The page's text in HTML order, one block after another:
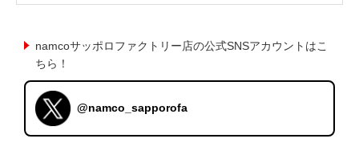
namcoサッポロファクトリー店の公式SNSアカウントはこ
ちら！
@namco_sapporofa